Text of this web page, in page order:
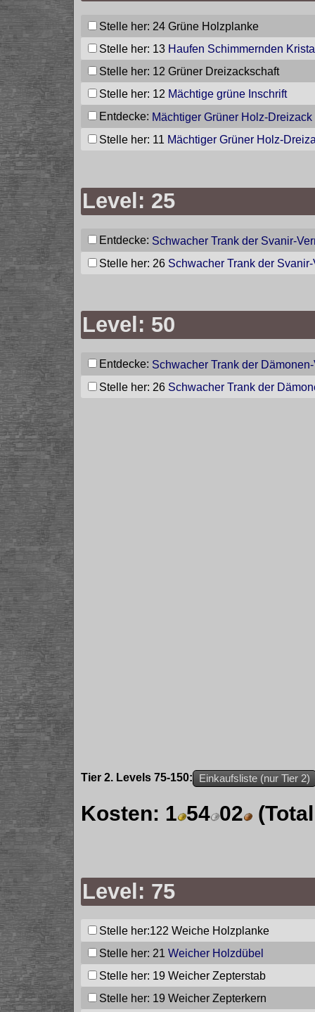
Stelle her: 24 Grüne Holzplanke
Stelle her: 13 Haufen Schimmernden
Stelle her: 12 Grüner Dreizackschaft
Stelle her: 12 Mächtige grüne Inschrift
Entdecke: Mächtiger Grüner Holz-Dreizack
Stelle her: 11 Mächtiger Grüner Holz-
Level: 25
Entdecke: Schwacher Trank der Svanir-
Stelle her: 26 Schwacher Trank der
Level: 50
Entdecke: Schwacher Trank der
Stelle her: 26 Schwacher Trank der
Tier 2. Levels 75-150: Einkaufsliste (nur Tier 2)
Kosten: 1 54 02
Level: 75
Stelle her:122 Weiche Holzplanke
Stelle her: 21 Weicher Holzdübel
Stelle her: 19 Weicher Zepterstab
Stelle her: 19 Weicher Zepterkern